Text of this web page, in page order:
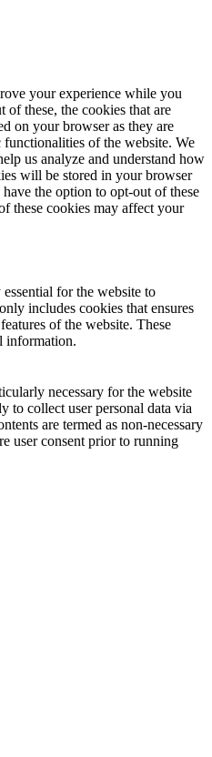
your experience while you
of these, the cookies that are
on your browser as they are
of the website. We
us analyze and understand how
will be stored in your browser
the option to opt-out of these
these cookies may affect your
for the website to
includes cookies that ensures
of the website. These
information.
necessary for the website
to collect user personal data via
are termed as non-necessary
user consent prior to running